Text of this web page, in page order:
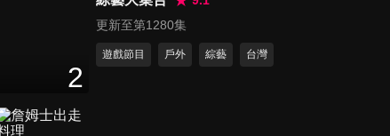
第69集 小宇宙暑期特別企劃!!
47 分鐘
2
更新至第1280集
遊戲節目 戶外 綜藝 台灣